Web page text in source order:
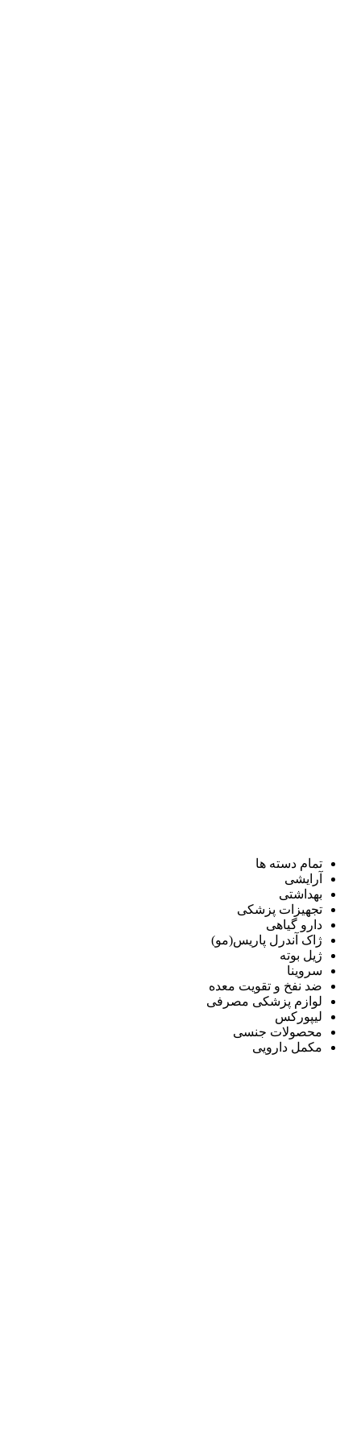
تمام دسته ها
آرایشی
بهداشتی
تجهیزات پزشکی
دارو گیاهی
ژاک آندرل پاریس(مو)
ژیل بوته
سروینا
ضد نفخ و تقویت معده
لوازم پزشکی مصرفی
لیپورکس
محصولات جنسی
مکمل دارویی